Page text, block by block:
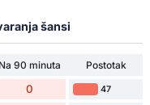
šansi
Na 90 minuta
Postotak
0 47